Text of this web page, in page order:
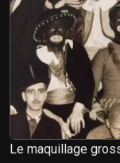
Le maquillage